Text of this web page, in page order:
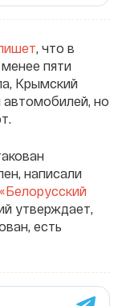
, что в
пяти
Крымский
но
написали
«Белорусский
утверждает,
есть